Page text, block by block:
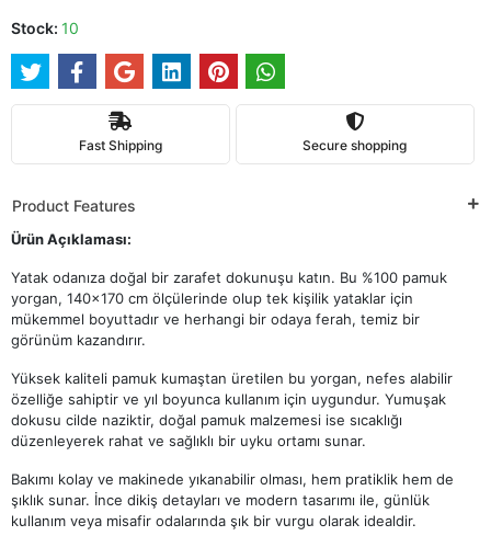
Stock: 10
Fast Shipping Secure shopping
Product Features
Ürün Açıklaması:
Yatak odanıza doğal bir zarafet dokunuşu katın. Bu %100 pamuk
yorgan, 140x170 cm ölçülerinde olup tek kişilik yataklar için
mükemmel boyuttadır ve herhangi bir odaya ferah, temiz bir
görünüm kazandırır.
Yüksek kaliteli pamuk kumaştan üretilen bu yorgan, nefes alabilir
özelliğe sahiptir ve yıl boyunca kullanım için uygundur. Yumuşak
dokusu cilde naziktir, doğal pamuk malzemesi ise sıcaklığı
düzenleyerek rahat ve sağlıklı bir uyku ortamı sunar.
Bakımı kolay ve makinede yıkanabilir olması, hem pratiklik hem de
şıklık sunar. İnce dikiş detayları ve modern tasarımı ile, günlük
kullanım veya misafir odalarında şık bir vurgu olarak idealdir.